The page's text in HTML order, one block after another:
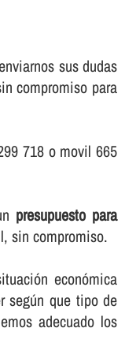
sus dudas
compromiso para
718 o movil 665
presupuesto para
sin compromiso.
económica
según que tipo de
adecuado los